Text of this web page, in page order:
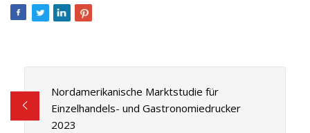
Nordamerikanische Marktstudie für
Einzelhandels- und Gastronomiedrucker
2023